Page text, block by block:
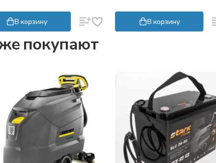
В корзину В корзину
покупают